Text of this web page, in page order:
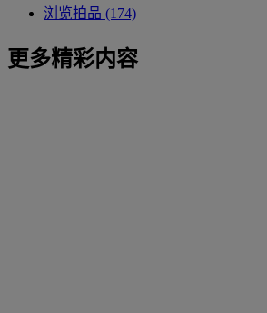
浏览拍品 (174)
更多精彩内容